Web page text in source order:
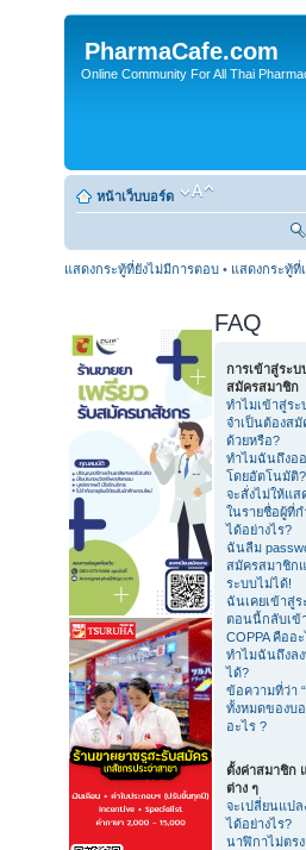
PharmaCafe.com
Online Community For All Thai
หน้าเว็บบอร์ด
แสดงกระทู้ที่ยังไม่มีการตอบ • แสดงกระทู้ที่
FAQ
การเข้าสู่ระบ
สมัครสมาชิก
ทำไมเข้าสู่ระ
จำเป็นต้องส
ด้วยหรือ?
ทำไมฉันถึงอ
โดยอัตโนมัติ?
จะสั่งไม่ให้แ
ในรายชื่อผู้ที่ก
ได้อย่างไร?
ฉันลืม
สมัครสมาชิก
ระบบไม่ได้!
ฉันเคยเข้าสู่
ตอนนี้กลับเข้
COPPA คืออ
ทำไมฉันถึงล
ได้?
ข้อความที่ว่า
ทั้งหมดของบ
อะไร ?
ตั้งค่าสมาชิก
ต่าง ๆ
จะเปลี่ยนแปล
ได้อย่างไร?
นาฬิกาไม่ตร